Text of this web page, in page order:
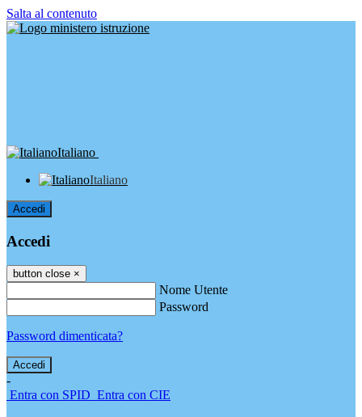
Salta al contenuto
Italiano
Italiano
Accedi
Accedi
button close ×
Nome Utente
Password
Password dimenticata?
-
Entra con SPID Entra con CIE